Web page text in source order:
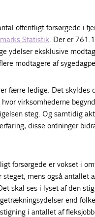
offentligt forsørgede i
Statistik. Der er
ydelser eksklusive
modtagere af
færre ledige. Det skyldes
virksomhederne
steg. Og samtidig
disse ordninger
forsørgede er vokset i
mens også
skal ses i lyset af den
end
i antallet af